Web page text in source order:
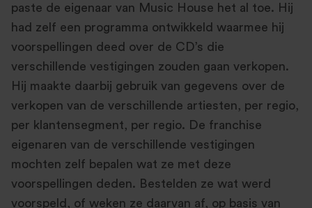
paste de eigenaar van Music House het al toe. Hij
had zelf een programma ontwikkeld waarmee hij
voorspellingen deed over de CD’s die
verschillende vestigingen zouden gaan verkopen.
Hij maakte daarbij gebruik van gegevens over de
verkopen van de verschillende artiesten, per regio,
per klantensegment, per regio. De franchise
eigenaren van de verschillende vestigingen
mochten zelf bepalen wat ze met deze
voorspellingen deden. Bestelden ze wat werd
voorspeld, of weken ze daarvan af, op basis van